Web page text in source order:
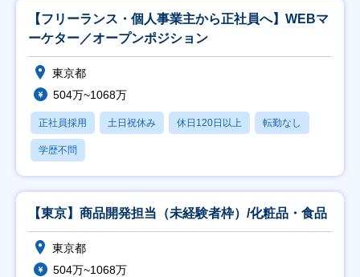
【フリーランス・個人事業主から正社員へ】WEBマ
ーケター／オープンポジション
東京都
504万~1068万
正社員採用 土日祝休み 休日120日以上 転勤なし
学歴不問
【東京】商品開発担当（未経験者枠）/化粧品・食品
東京都
504万~1068万